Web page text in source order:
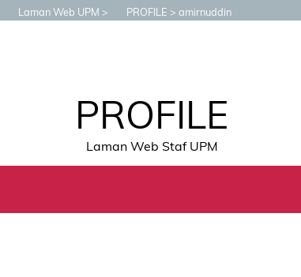
Laman Web UPM PROFILE amirnuddin
PROFILE
Laman Web Staf UPM